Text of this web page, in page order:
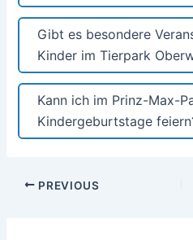
Gibt es besondere
Kinder im Tierpark
Kann ich im Prinz-Max-
Kindergeburtstage
Post
PREVIOUS